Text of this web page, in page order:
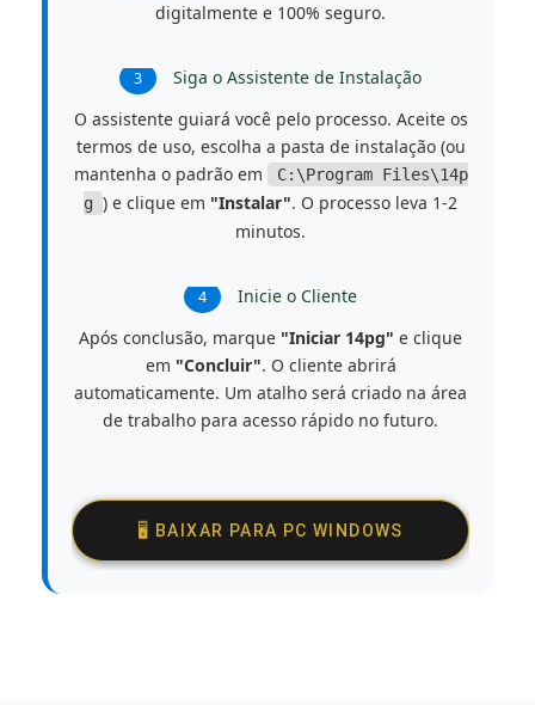
digitalmente e 100% seguro.
3
Siga o Assistente de Instalação
O assistente guiará você pelo processo. Aceite os
termos de uso, escolha a pasta de instalação (ou
mantenha o padrão em
C:\Program Files\14p
g ) e clique em "Instalar". O processo leva 1-2
minutos.
4
Inicie o Cliente
Após conclusão, marque "Iniciar 14pg" e clique
em "Concluir". O cliente abrirá
automaticamente. Um atalho será criado na área
de trabalho para acesso rápido no futuro.
🖥️ BAIXAR PARA PC WINDOWS